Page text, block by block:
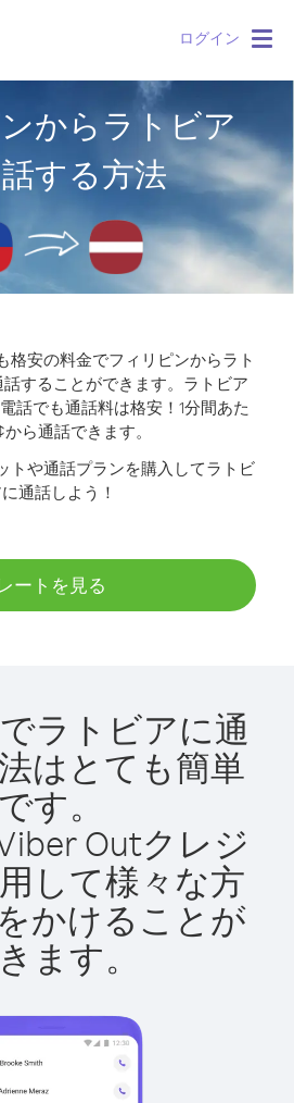
ログイン
からラトビア
する方法
格安の料金でフィリピンからラト
することができます。 ラトビア
話でも通話料は格安！1分間あた
から通話できます。
トや通話プランを購入してラトビ
通話しよう！
ートを見る
ラトビアに通
はとても簡単
です。
Outクレジ
して様々な方
かけることが
ます。